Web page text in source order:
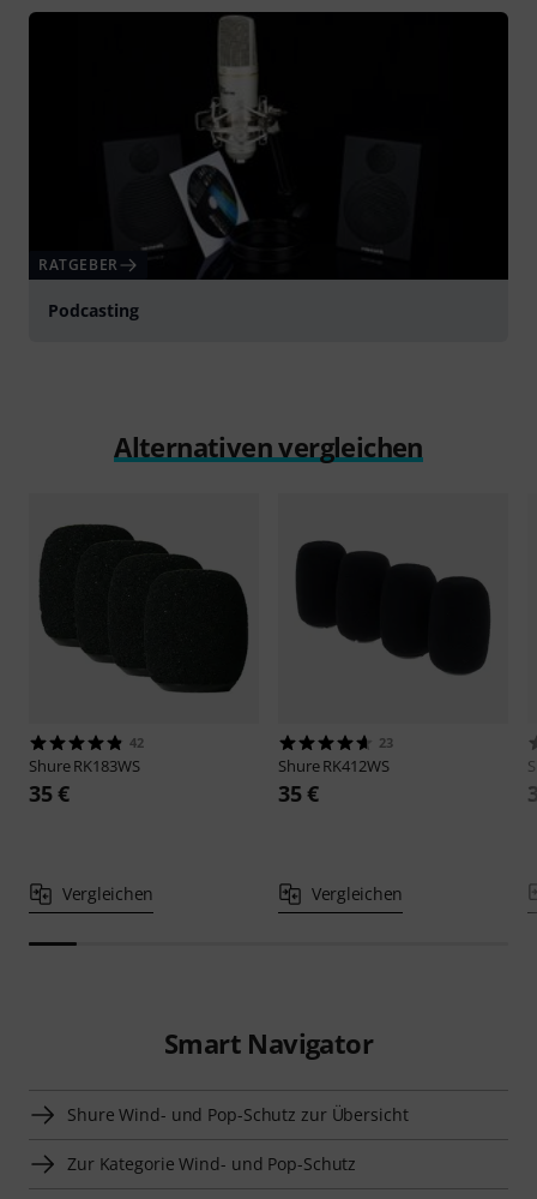
RATGEBER
Podcasting
Alternativen vergleichen
42
ShureRK183WS
35 €
Vergleichen
23
ShureRK412WS
35 €
Vergleichen
Smart Navigator
Shure Wind- und Pop-Schutz zur Übersicht
Zur Kategorie Wind- und Pop-Schutz